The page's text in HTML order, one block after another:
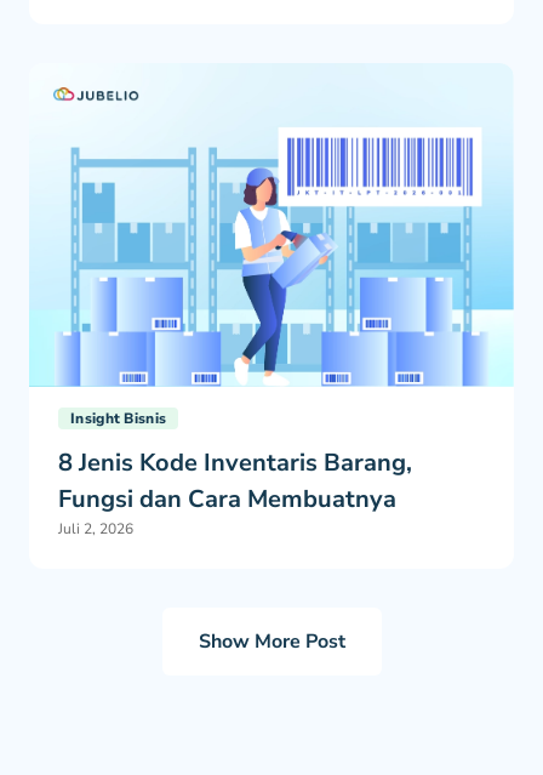
Insight Bisnis
8 Jenis Kode Inventaris Barang,
Fungsi dan Cara Membuatnya
Juli 2, 2026
Show More Post